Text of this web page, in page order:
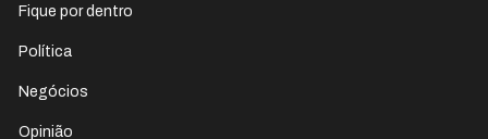
Fique por dentro
Política
Negócios
Opinião